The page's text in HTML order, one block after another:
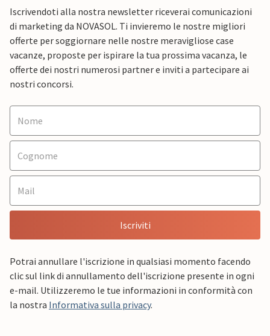
Iscrivendoti alla nostra newsletter riceverai comunicazioni
di marketing da NOVASOL. Ti invieremo le nostre migliori
offerte per soggiornare nelle nostre meravigliose case
vacanze, proposte per ispirare la tua prossima vacanza, le
offerte dei nostri numerosi partner e inviti a partecipare ai
nostri concorsi.
Iscriviti
Potrai annullare l'iscrizione in qualsiasi momento facendo
clic sul link di annullamento dell'iscrizione presente in ogni
e-mail. Utilizzeremo le tue informazioni in conformità con
la nostra Informativa sulla privacy.